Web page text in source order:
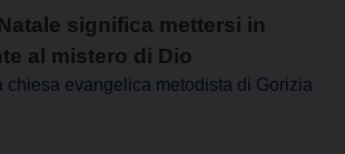
significa mettersi in
al mistero di Dio
chiesa evangelica metodista di Gorizia